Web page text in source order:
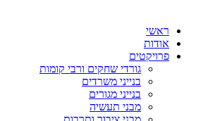
ראשי
אודות
פרויקטים
גורדי שחקים ורבי קומות
בנייני משרדים
בנייני מגורים
מבני תעשיה